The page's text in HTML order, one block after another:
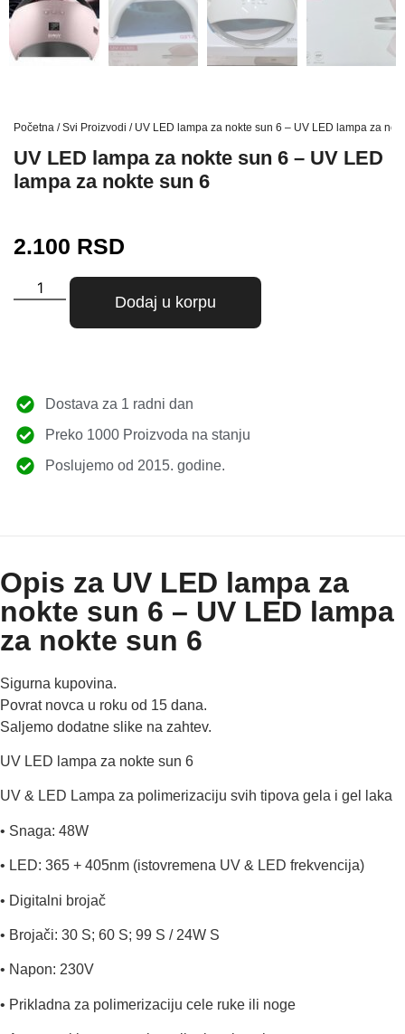
Početna /Svi Proizvodi / UV LED lampa za nokte sun 6 – UV LED lampa za
UV LED lampa za nokte sun 6 – UV LED
lampa za nokte sun 6
2.100 RSD
Dodaj u korpu
Dostava za 1 radni dan
Preko 1000 Proizvoda na stanju
Poslujemo od 2015. godine.
Opis za UV LED lampa za
nokte sun 6 – UV LED lampa
za nokte sun 6
Sigurna kupovina.
Povrat novca u roku od 15 dana.
Saljemo dodatne slike na zahtev.
UV LED lampa za nokte sun 6
UV & LED Lampa za polimerizaciju svih tipova gela i gel laka
• Snaga: 48W
• LED: 365 + 405nm (istovremena UV & LED frekvencija)
• Digitalni brojač
• Brojači: 30 S; 60 S; 99 S / 24W S
• Napon: 230V
• Prikladna za polimerizaciju cele ruke ili noge